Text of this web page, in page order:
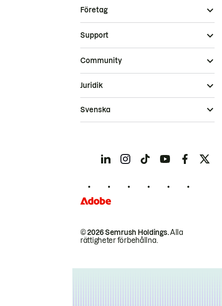
Företag
Support
Community
© 2026 Semrush Holdings.Alla
rättigheter förbehållna.
Juridik
Svenska